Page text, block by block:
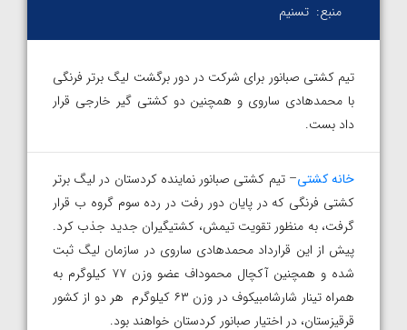
منبع: تسنیم
تیم کشتی صبانور برای شرکت در دور برگشت لیگ برتر فرنگی
با محمدهادی ساروی و همچنین دو کشتی گیر خارجی قرار
داد بست.
خانه کشتی– تیم کشتی صبانور نماینده کردستان در لیگ برتر
کشتی فرنگی که در پایان دور رفت در رده سوم گروه ب قرار
گرفت، به منظور تقویت تیمش، کشتیگیران جدید جذب کرد.
پیش از این قرارداد محمدهادی ساروی در سازمان لیگ ثبت
شده و همچنین آکچال محموداف عضو وزن ۷۷ کیلوگرم به
همراه تینار شارشامبیکوف در وزن ۶۳ کیلوگرم هر دو از کشور
قرقیزستان، در اختیار صبانور کردستان خواهند بود.